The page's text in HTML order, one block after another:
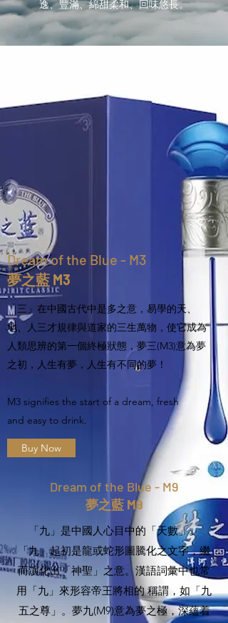
逸、豐滿、綿甜柔和、回味悠長。
Dream of the Blue - M3
夢之藍 M3
「三」在中國古代中是多之意，易學的天、
地、人三才規律與道家的三生萬物，使它成為
人類思辨的第一個終極狀態，夢三(M3)意為夢
之初，人生有夢，人生有不同的夢！
M3 signifies the start of a dream, fresh
and easy to drink.
Buy Now
Dream of the Blue - M9
夢之藍 M9
「九」是中國人心目中的「天數」。
「九」起初是龍或蛇形圖騰化之文字，繼
而演化出「神聖」之意。漢語詞彙中也常
用「九」來形容帝王將相的 稱謂，如「九
五之尊」。夢九(M9)意為夢之極，深蘊着